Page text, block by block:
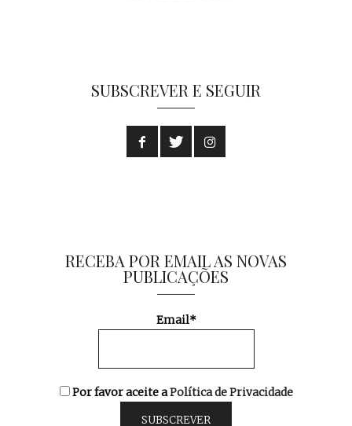
SUBSCREVER E SEGUIR
RECEBA POR EMAIL AS NOVAS
PUBLICAÇÕES
Email*
Por favor aceite aPolítica de Privacidade